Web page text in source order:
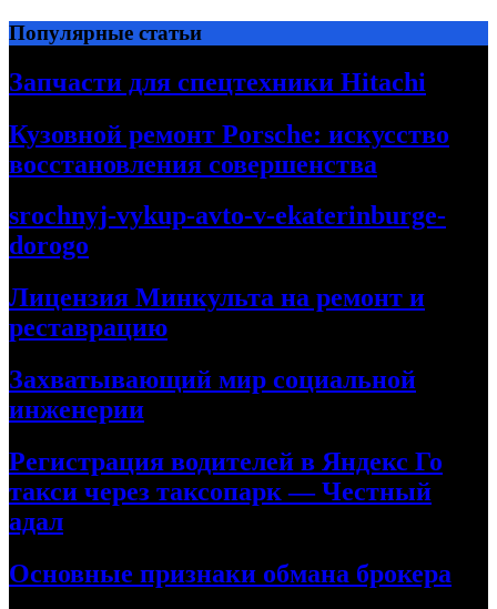
Перейти
к
содержимому
Популярные статьи
Запчасти для спецтехники Hitachi
Кузовной ремонт Porsche: искусство
восстановления совершенства
srochnyj-vykup-avto-v-ekaterinburge-
dorogo
Лицензия Минкульта на ремонт и
реставрацию
Захватывающий мир социальной
инженерии
Регистрация водителей в Яндекс Го
такси через таксопарк — Честный
адал
Основные признаки обмана брокера